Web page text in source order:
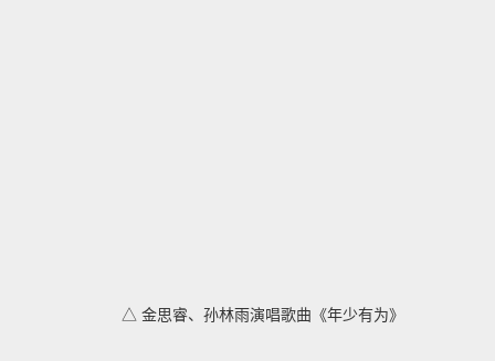
△ 金思睿、孙林雨演唱歌曲《年少有为》